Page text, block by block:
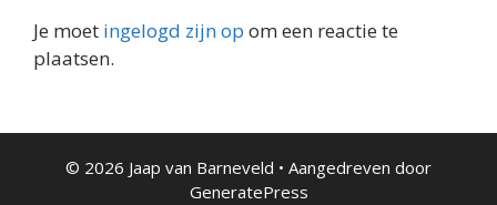
Je moet ingelogd zijn op om een reactie te
plaatsen.
© 2026 Jaap van Barneveld • Aangedreven door
GeneratePress